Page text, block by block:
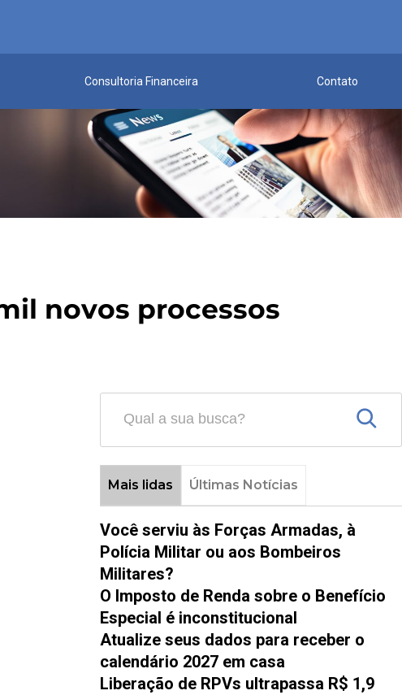
Consultoria Financeira Contato
novos processos
Mais lidas Últimas Notícias
Você serviu às Forças Armadas, à
Polícia Militar ou aos Bombeiros
Militares?
O Imposto de Renda sobre o Benefício
Especial é inconstitucional
Atualize seus dados para receber o
calendário 2027 em casa
Liberação de RPVs ultrapassa R$ 1,9